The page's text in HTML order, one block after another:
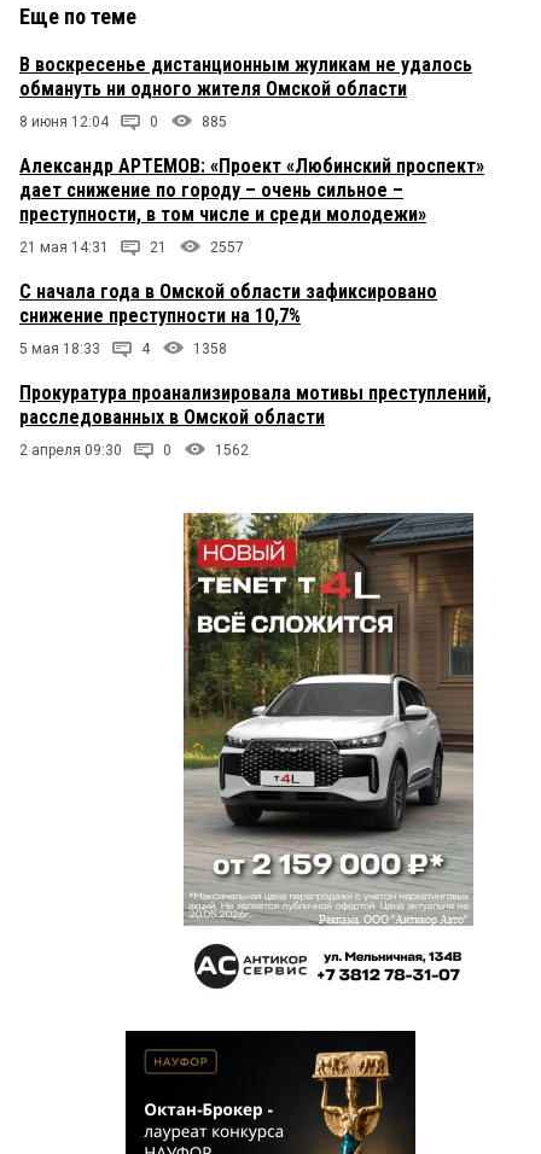
Еще по теме
В воскресенье дистанционным жуликам не удалось
обмануть ни одного жителя Омской области
8 июня 12:04 0 885
Александр АРТЕМОВ: «Проект «Любинский проспект»
дает снижение по городу – очень сильное –
преступности, в том числе и среди молодежи»
21 мая 14:31 21 2557
С начала года в Омской области зафиксировано
снижение преступности на 10,7%
5 мая 18:33 4 1358
Прокуратура проанализировала мотивы преступлений,
расследованных в Омской области
2 апреля 09:30 0 1562